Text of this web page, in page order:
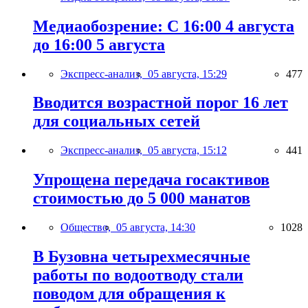
Медиаобозрение: С 16:00 4 августа
до 16:00 5 августа
Экспресс-анализ, 05 августа, 15:29 477
Вводится возрастной порог 16 лет
для социальных сетей
Экспресс-анализ, 05 августа, 15:12 441
Упрощена передача госактивов
стоимостью до 5 000 манатов
Общество, 05 августа, 14:30 1028
В Бузовна четырехмесячные
работы по водоотводу стали
поводом для обращения к